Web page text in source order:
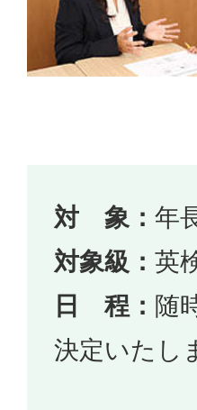
対 象：年
対象級：英
日 程： 随
決定いたし